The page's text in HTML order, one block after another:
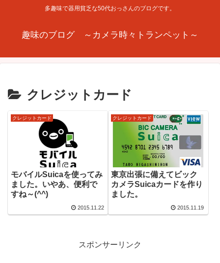
多趣味で器用貧乏な50代おっさんのブログです。
趣味のブログ ～カメラ時々トランペット～
クレジットカード
クレジットカード
モバイルSuicaを使ってみ
ました。いやあ、便利で
すね～(^^)
2015.11.22
クレジットカード
東京出張に備えてビック
カメラSuicaカードを作り
ました。
2015.11.19
スポンサーリンク